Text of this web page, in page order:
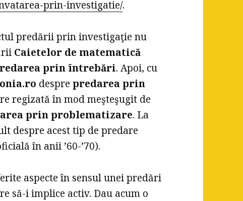
prin-investigatie/.
predării prin investigaţie nu
Caietelor de matematică
prin întrebări. Apoi, cu
despre predarea prin
regizată în mod meşteşugit de
prin problematizare. La
despre acest tip de predare
în anii ’60-’70).
aspecte în sensul unei predări
să-i implice activ. Dau acum o